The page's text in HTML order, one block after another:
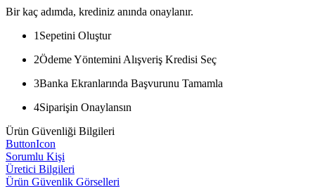
Bir kaç adımda, krediniz anında onaylanır.
1 Sepetini Oluştur
2Ödeme Yöntemini Alışveriş Kredisi Seç
3Banka Ekranlarında Başvurunu Tamamla
4Siparişin Onaylansın
Ürün Güvenliği Bilgileri
ButtonIcon
Sorumlu Kişi
Üretici Bilgileri
Ürün Güvenlik Görselleri